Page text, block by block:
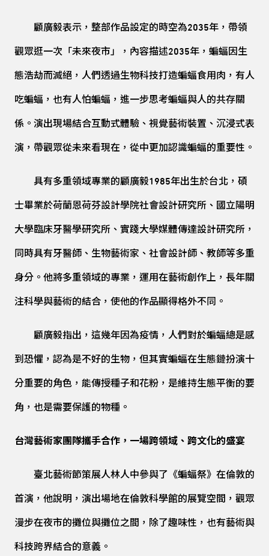
顧廣毅表示，整部作品設定的時空為2035年，帶領
觀眾逛一次「未來夜市」，內容描述2035年，蝙蝠因生
態浩劫而滅絕，人們透過生物科技打造蝙蝠食用肉，有人
吃蝙蝠，也有人怕蝙蝠，進一步思考蝙蝠與人的共存關
係。演出現場結合互動式體驗、視覺藝術裝置、沉浸式表
演，帶觀眾從未來看現在，從中更加認識蝙蝠的重要性。
具有多重領域專業的顧廣毅1985年出生於台北，碩
士畢業於荷蘭恩荷芬設計學院社會設計研究所、國立陽明
大學臨床牙醫學研究所、實踐大學媒體傳達設計研究所，
同時具有牙醫師、生物藝術家、社會設計師、教師等多重
身分。他將多重領域的專業，運用在藝術創作上，長年關
注科學與藝術的結合，使他的作品顯得格外不同。
顧廣毅指出，這幾年因為疫情，人們對於蝙蝠總是感
到恐懼，認為是不好的生物，但其實蝙蝠在生態鏈扮演十
分重要的角色，能傳授種子和花粉，是維持生態平衡的要
角，也是需要保護的物種。
台灣藝術家團隊攜手合作，一場跨領域、跨文化的盛宴
臺北藝術節策展人林人中參與了《蝙蝠祭》在倫敦的
首演，他說明，演出場地在倫敦科學館的展覽空間，觀眾
漫步在夜市的攤位與攤位之間，除了趣味性，也有藝術與
科技跨界結合的意義。